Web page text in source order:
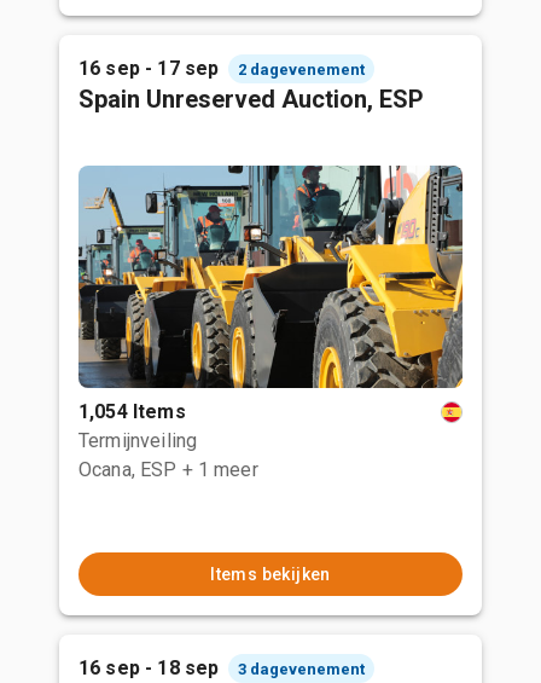
16 sep - 17 sep 2 dagevenement
Spain Unreserved Auction, ESP
1,054 Items
Termijnveiling
Ocana, ESP + 1 meer
Items bekijken
16 sep - 18 sep 3 dagevenement